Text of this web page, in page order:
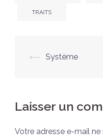
TRAITS
Navigation
⟵ Système
Laisser un
Votre adresse e-mail ne